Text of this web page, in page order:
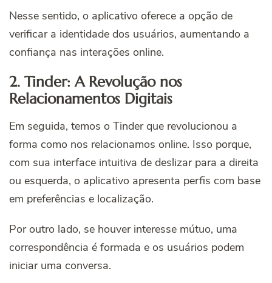
Nesse sentido, o aplicativo oferece a opção de
verificar a identidade dos usuários, aumentando a
confiança nas interações online.
2. Tinder: A Revolução nos
Relacionamentos Digitais
Em seguida, temos o Tinder que revolucionou a
forma como nos relacionamos online. Isso porque,
com sua interface intuitiva de deslizar para a direita
ou esquerda, o aplicativo apresenta perfis com base
em preferências e localização.
Por outro lado, se houver interesse mútuo, uma
correspondência é formada e os usuários podem
iniciar uma conversa.